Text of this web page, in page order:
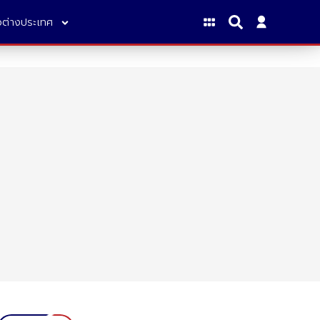
ต่างประเทศ